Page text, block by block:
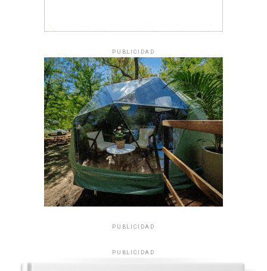
PUBLICIDAD
PUBLICIDAD
PUBLICIDAD